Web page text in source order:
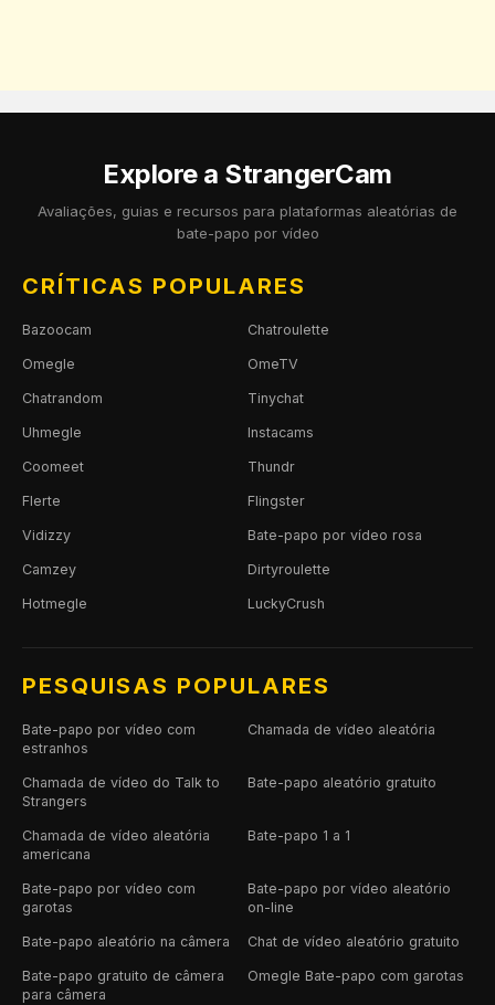
Explore a StrangerCam
Avaliações, guias e recursos para plataformas aleatórias de
bate-papo por vídeo
CRÍTICAS POPULARES
Bazoocam Chatroulette
Omegle OmeTV
Chatrandom Tinychat
Uhmegle Instacams
Coomeet Thundr
Flerte Flingster
Vidizzy Bate-papo por vídeo rosa
Camzey Dirtyroulette
Hotmegle LuckyCrush
PESQUISAS POPULARES
Bate-papo por vídeo com
estranhos
Chamada de vídeo aleatória
Chamada de vídeo do Talk to
Strangers
Bate-papo aleatório gratuito
Chamada de vídeo aleatória
americana
Bate-papo 1 a 1
Bate-papo por vídeo com
garotas
Bate-papo por vídeo aleatório
on-line
Bate-papo aleatório na câmera Chat de vídeo aleatório gratuito
Bate-papo gratuito de câmera
para câmera
Omegle Bate-papo com garotas